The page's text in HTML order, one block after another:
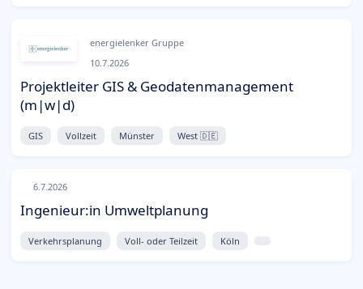
energielenker Gruppe
10.7.2026
Projektleiter GIS & Geodatenmanagement
(m|w|d)
GIS Vollzeit Münster West 🇩🇪
6.7.2026
Ingenieur:in Umweltplanung
Verkehrsplanung Voll- oder Teilzeit Köln